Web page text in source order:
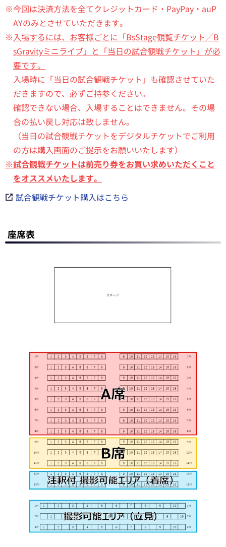
※今回は決済方法を全てクレジットカード・PayPay・auP
AYのみとさせていただきます。
※ 入場するには、お客様ごとに「BsStage観覧チケット／B
sGravityミニライブ」と「当日の試合観戦チケット」が必
要です。
入場時に「当日の試合観戦チケット」も確認させていた
だきますので、必ずご持参ください。
確認できない場合、入場することはできません。その場
合の払い戻し対応は致しません。
（当日の試合観戦チケットをデジタルチケットでご利用
の方は購入画面のご提示をお願いいたします）
※試合観戦チケットは前売り券をお買い求めいただくこと
をオススメいたします。
試合観戦チケット購入はこちら
座席表